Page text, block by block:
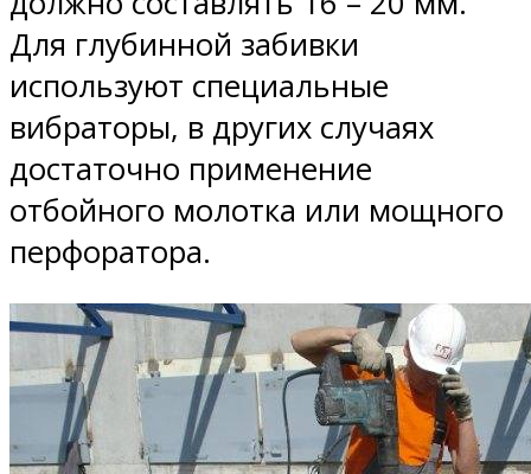
Для глубинной забивки
используют специальные
вибраторы, в других случаях
достаточно применение
отбойного молотка или мощного
перфоратора.